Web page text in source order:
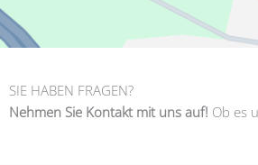
SIE HABEN FRAGEN?
Nehmen Sie Kontakt mit uns auf! Ob es